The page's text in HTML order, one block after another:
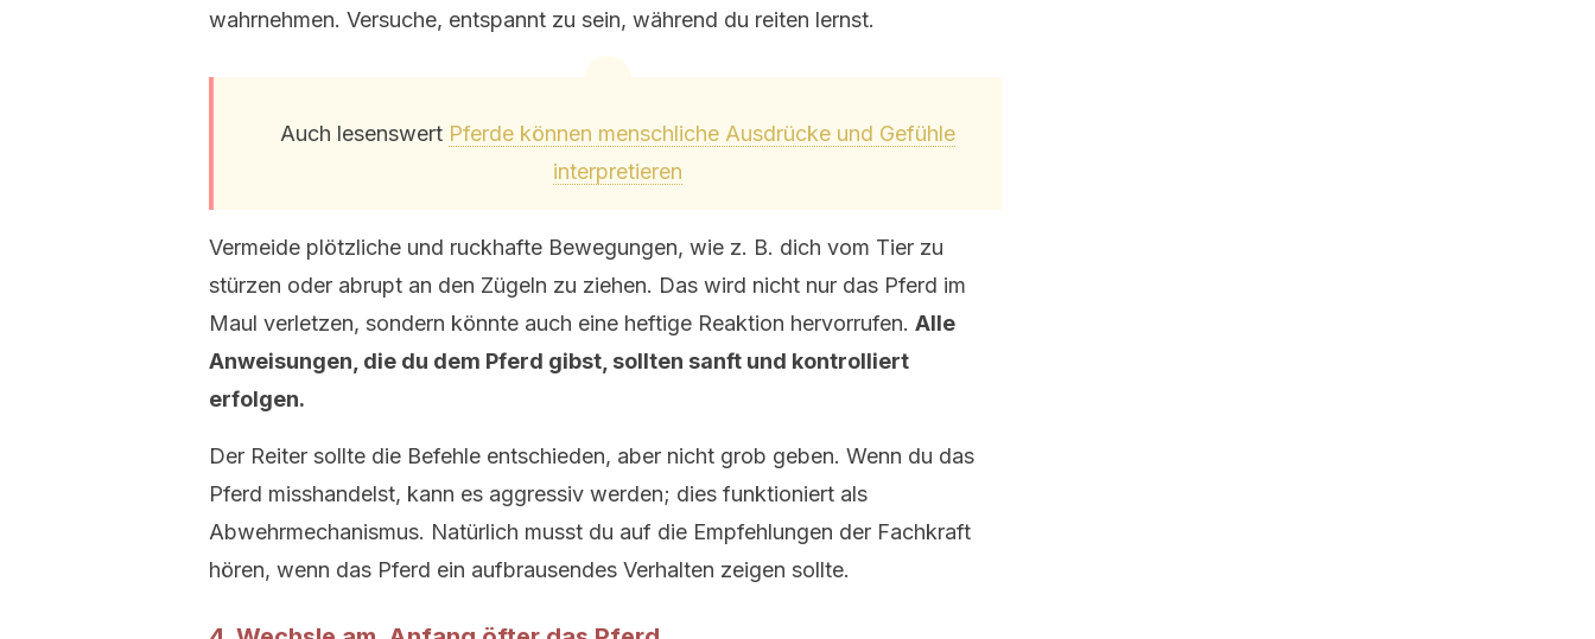
wahrnehmen. Versuche, entspannt zu sein, während du reiten lernst.
Auch lesenswert Pferde können menschliche Ausdrücke und Gefühle
interpretieren
Vermeide plötzliche und ruckhafte Bewegungen, wie z. B. dich vom Tier zu
stürzen oder abrupt an den Zügeln zu ziehen. Das wird nicht nur das Pferd im
Maul verletzen, sondern könnte auch eine heftige Reaktion hervorrufen. Alle
Anweisungen, die du dem Pferd gibst, sollten sanft und kontrolliert
erfolgen.
Der Reiter sollte die Befehle entschieden, aber nicht grob geben. Wenn du das
Pferd misshandelst, kann es aggressiv werden; dies funktioniert als
Abwehrmechanismus. Natürlich musst du auf die Empfehlungen der Fachkraft
hören, wenn das Pferd ein aufbrausendes Verhalten zeigen sollte.